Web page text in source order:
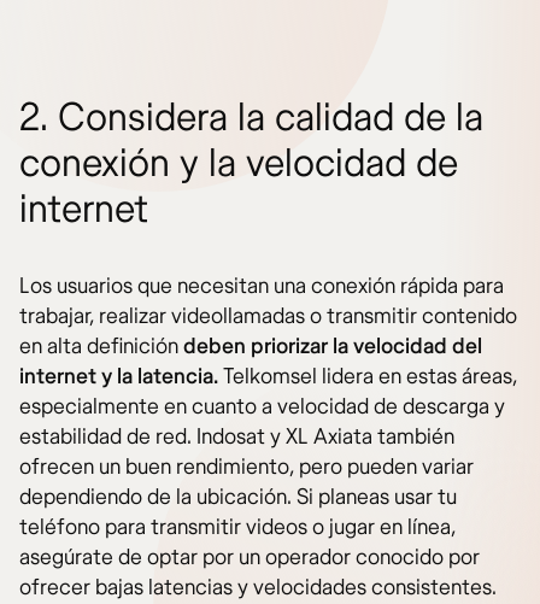
2. Considera la calidad de la
conexión y la velocidad de
internet
Los usuarios que necesitan una conexión rápida para
trabajar, realizar videollamadas o transmitir contenido
en alta definicióndeben priorizar la velocidad del
internet y la latencia.Telkomsel lidera en estas áreas,
especialmente en cuanto a velocidad de descarga y
estabilidad de red. Indosat y XL Axiata también
ofrecen un buen rendimiento, pero pueden variar
dependiendo de la ubicación. Si planeas usar tu
teléfono para transmitir videos o jugar en línea,
asegúrate de optar por un operador conocido por
ofrecer bajas latencias y velocidades consistentes.